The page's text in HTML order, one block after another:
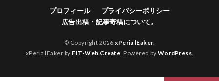
プロフィール
プライバシーポリシー
広告出稿・記事寄稿について。
© Copyright 2026xPeria lEaker.
xPeria lEaker by FIT-Web Create. Powered by WordPress.